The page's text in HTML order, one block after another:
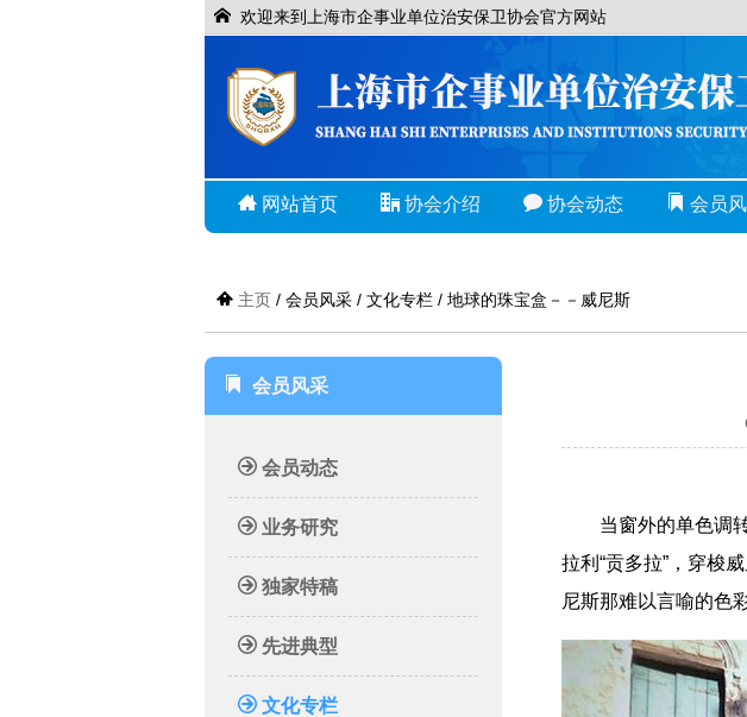
欢迎来到上海市企事业单位治安保卫协会官方网站
网站首页 协会介绍 协会动态 会员
主页 / 会员风采 / 文化专栏 / 地球的珠宝盒－－威尼斯
会员风采
会员动态
业务研究
独家特稿
先进典型
文化专栏
当窗外的单色调转
拉利“贡多拉”，穿梭
尼斯那难以言喻的